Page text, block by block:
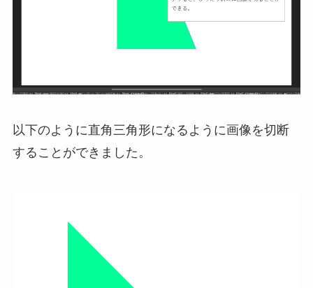
以下のように直角三角形になるように画像を切断
することができました。